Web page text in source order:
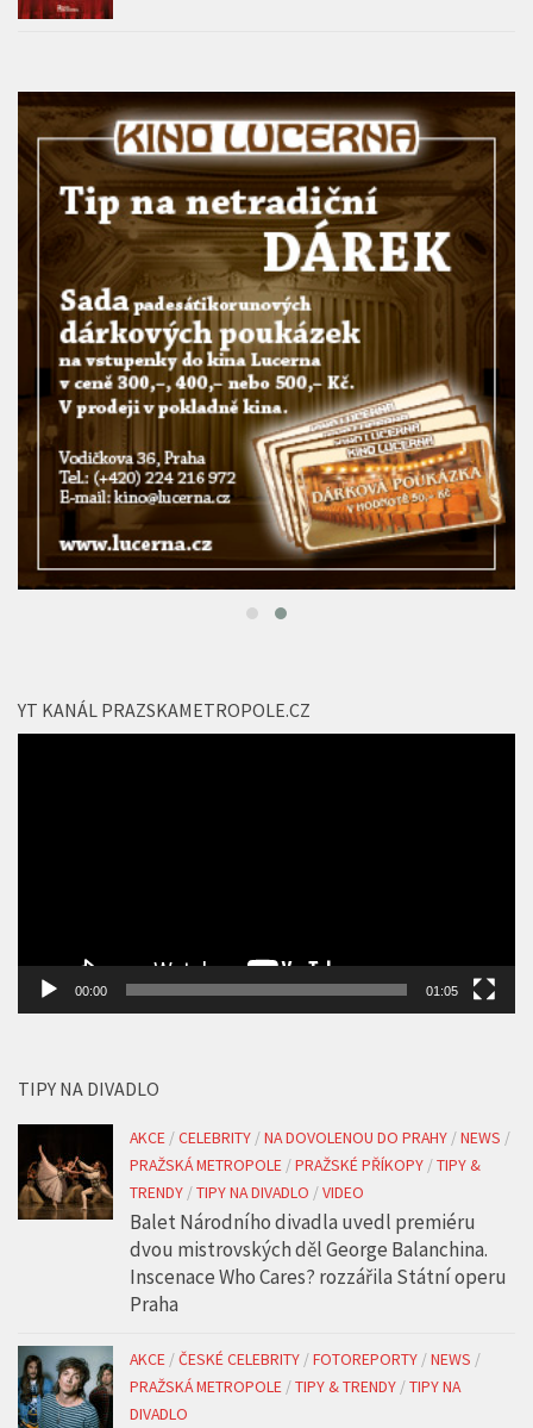
YT KANÁL PRAZSKAMETROPOLE.CZ
00:00 01:05
TIPY NA DIVADLO
AKCE /CELEBRITY /NA DOVOLENOU DO PRAHY /NEWS /
PRAŽSKÁ METROPOLE /PRAŽSKÉ PŘÍKOPY /TIPY &
TRENDY /TIPY NA DIVADLO /VIDEO
Balet Národního divadla uvedl premiéru
dvou mistrovských děl George Balanchina.
Inscenace Who Cares? rozzářila Státní operu
Praha
AKCE /ČESKÉ CELEBRITY /FOTOREPORTY /NEWS /
PRAŽSKÁ METROPOLE /TIPY & TRENDY /TIPY NA
DIVADLO